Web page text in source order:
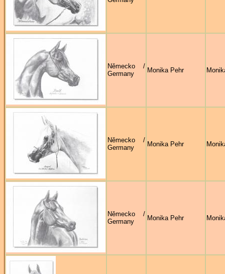
Německo /
Germany
Monika Pehr
Německo /
Germany
Monika Pehr
Německo /
Germany
Monika Pehr